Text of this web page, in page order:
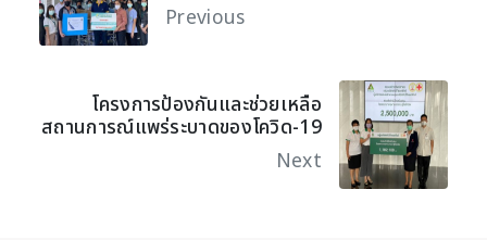
Previous
โครงการป้องกันและช่วยเหลือ
สถานการณ์แพร่ระบาดของโควิด-19
Next